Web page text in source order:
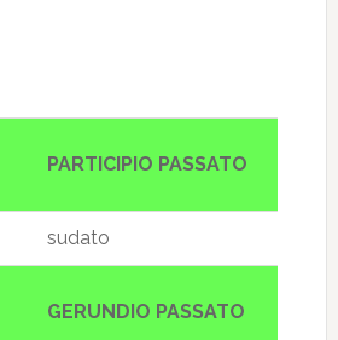
PARTICIPIO PASSATO
sudato
GERUNDIO PASSATO